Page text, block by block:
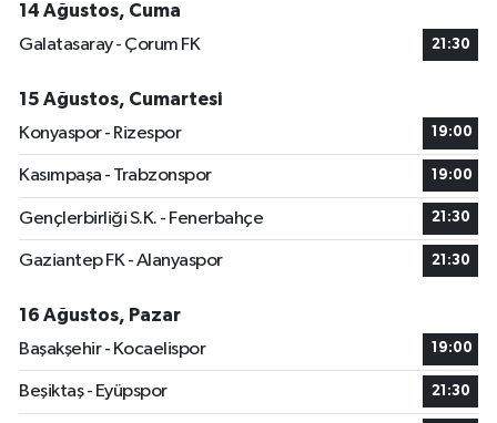
14 Ağustos, Cuma
Galatasaray - Çorum FK
21:30
15 Ağustos, Cumartesi
Konyaspor - Rizespor
19:00
Kasımpaşa - Trabzonspor 19:00
Gençlerbirliği S.K. - Fenerbahçe 21:30
Gaziantep FK - Alanyaspor 21:30
16 Ağustos, Pazar
Başakşehir - Kocaelispor
19:00
Beşiktaş - Eyüpspor 21:30